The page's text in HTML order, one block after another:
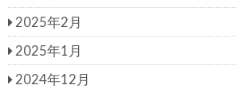
2025年2月
2025年1月
2024年12月